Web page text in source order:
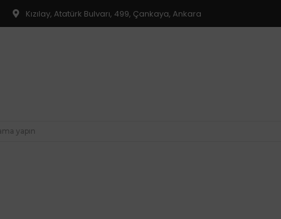
Kızılay, Atatürk Bulvarı, 499, Çankaya, Ankara